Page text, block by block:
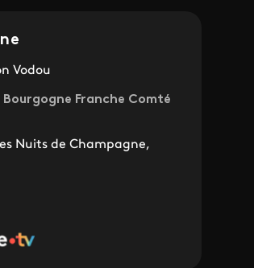
Vodou
Franche Comté
Nuits de Champagne,